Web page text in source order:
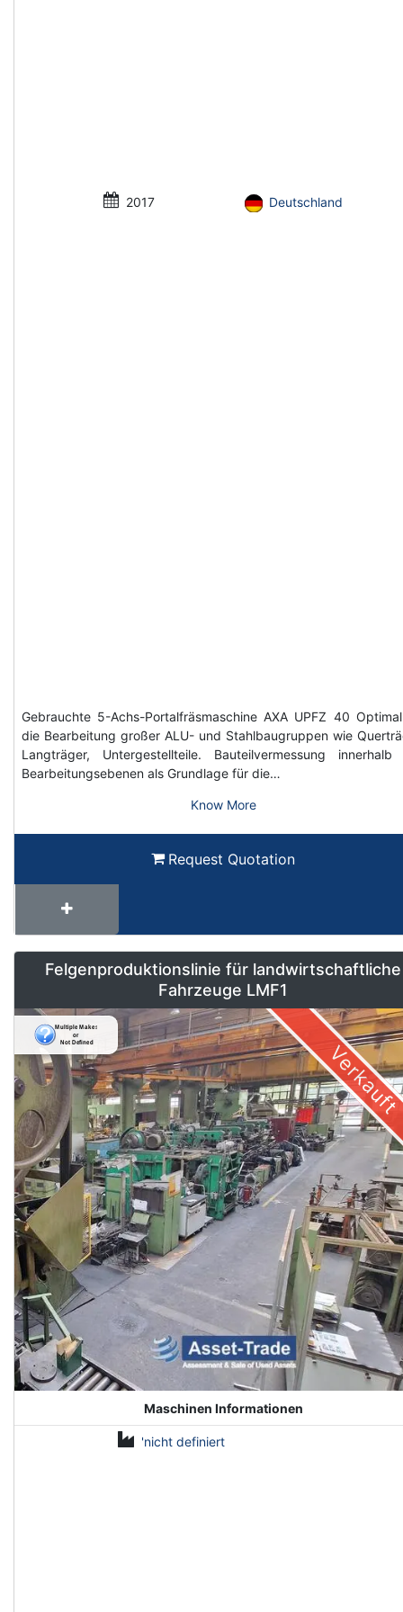
2017 Deutschland
Gebrauchte 5-Achs-Portalfräsmaschine AXA UPFZ 40
die Bearbeitung großer ALU- und Stahlbaugruppen wie
Langträger, Untergestellteile. Bauteilvermessung innerhalb
Bearbeitungsebenen als Grundlage für die…
Know More
Request Quotation
Felgenproduktionslinie für landwirtschaftliche
Fahrzeuge LMF1
Verkauft
Maschinen Informationen
'nicht definiert